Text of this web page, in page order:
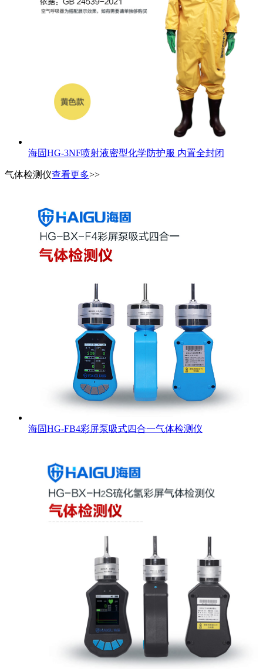
海固HG-3NF喷射液密型化学防护服 内置全封闭
气体检测仪查看更多>>
海固HG-FB4彩屏泵吸式四合一气体检测仪